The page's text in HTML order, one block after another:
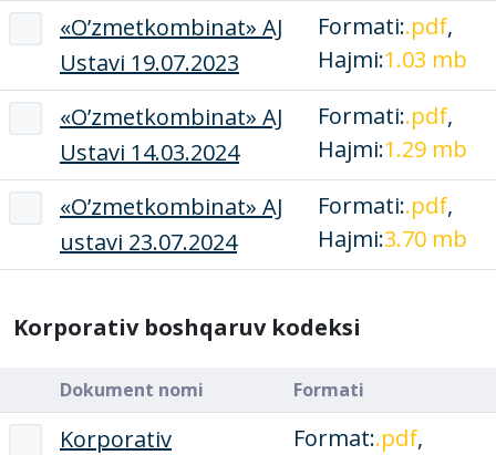
«O’zmеtkombinat» AJ
Ustavi 19.07.2023
Formati:.pdf,
Hajmi:1.03 mb
«O’zmеtkombinat» AJ
Ustavi 14.03.2024
Formati:.pdf,
Hajmi:1.29 mb
«O’zmеtkombinat» AJ
ustavi 23.07.2024
Formati:.pdf,
Hajmi:3.70 mb
Korporativ boshqaruv kodeksi
Dokument nomi Formati
Korporativ
Format:.pdf,